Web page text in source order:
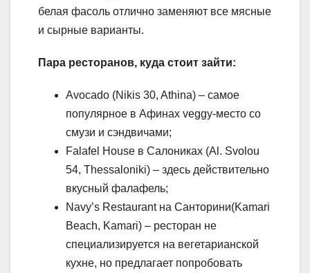
белая фасоль отлично заменяют все мясные
и сырные варианты.
Пара ресторанов, куда стоит зайти:
Avocado (Nikis 30, Athina) – самое
популярное в Афинах veggy-место со
смузи и сэндвичами;
Falafel House в Салониках (Al. Svolou
54, Thessaloniki) – здесь действительно
вкусный фалафель;
Navy’s Restaurant на Санторини(Kamari
Beach, Kamari) – ресторан не
специализируется на вегетарианской
кухне, но предлагает попробовать